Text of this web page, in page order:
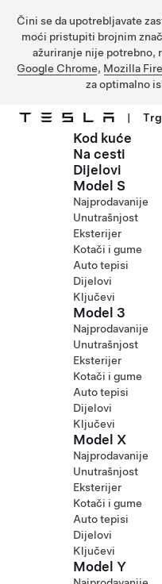
Čini se da upotrebljavate
moći pristupiti brojnim
ažuriranje nije potrebno,
Google Chrome, Mozilla
za optimalno
Prijeđite na glavni sadržaj
|
Kod kuće
Na cesti
Dijelovi
Model S
Najprodavanije
Unutrašnjost
Eksterijer
Kotači i gume
Auto tepisi
Dijelovi
Ključevi
Model 3
Najprodavanije
Unutrašnjost
Eksterijer
Kotači i gume
Auto tepisi
Dijelovi
Ključevi
Model X
Najprodavanije
Unutrašnjost
Eksterijer
Kotači i gume
Auto tepisi
Dijelovi
Ključevi
Model Y